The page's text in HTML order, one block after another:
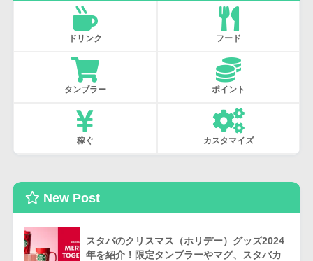
ドリンク フード
タンブラー ポイント
稼ぐ カスタマイズ
New Post
スタバのクリスマス（ホリデー）グッズ2024
年を紹介！限定タンブラーやマグ、スタバカ